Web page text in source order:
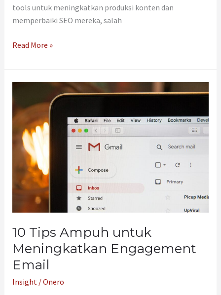
tools untuk meningkatkan produksi konten dan
memperbaiki SEO mereka, salah
Read More »
10 Tips Ampuh untuk
Meningkatkan Engagement
Email
Insight /Onero
Ampuh
untuk
Meningkatkan
Engagement
Email